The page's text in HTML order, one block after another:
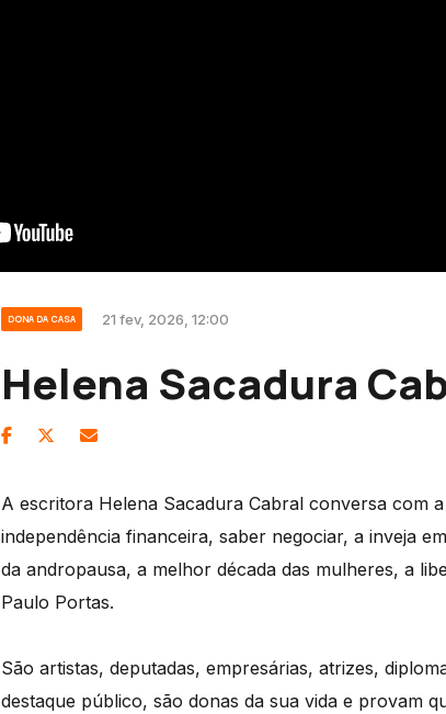
DONA DA CASA 21 fev, 2026, 12:00
Helena Sacadura
A escritora Helena Sacadura Cabral conversa com
independência financeira, saber negociar, a inveja
da andropausa, a melhor década das mulheres, a
Paulo Portas.
São artistas, deputadas, empresárias, atrizes,
destaque público, são donas da sua vida e provam